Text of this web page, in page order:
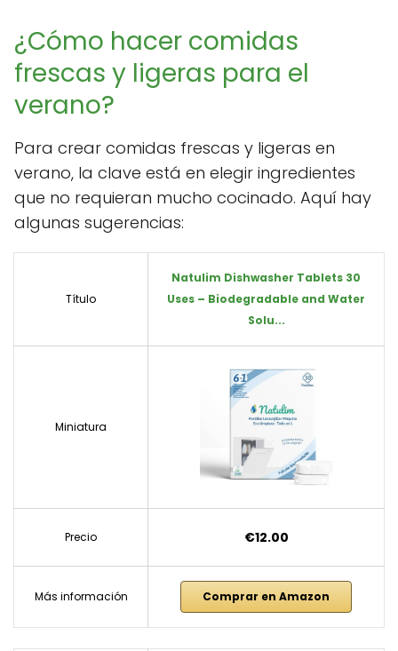
¿Cómo hacer comidas
frescas y ligeras para el
verano?
Para crear comidas frescas y ligeras en
verano, la clave está en elegir ingredientes
que no requieran mucho cocinado. Aquí hay
algunas sugerencias:
Título
Natulim Dishwasher Tablets 30
Uses – Biodegradable and Water
Solu...
Miniatura
Precio €12.00
Más información Comprar en Amazon